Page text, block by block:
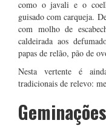
como o javali e o
guisado com carqueja.
com molho de
caldeirada aos
papas de relão, pão de
Nesta vertente é
tradicionais de relevo:
Geminações